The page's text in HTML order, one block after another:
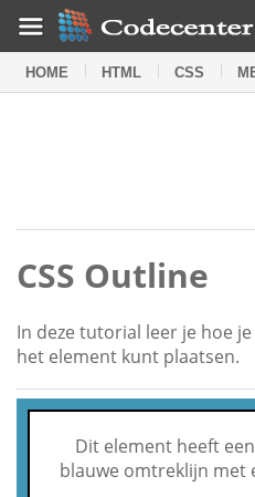
HOME HTML CSS
CSS Outline
In deze tutorial leer je hoe
het element kunt plaatsen.
Dit element heeft
blauwe omtreklijn met